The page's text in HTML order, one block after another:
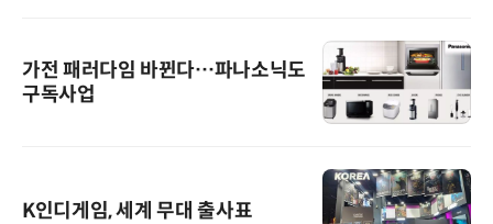
가전 패러다임 바뀐다…파나소닉도
구독사업
K인디게임, 세계 무대 출사표